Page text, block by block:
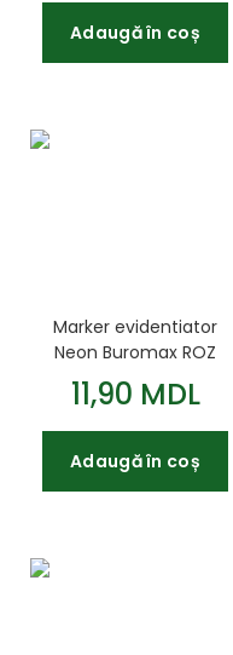
Adaugă în coș
Marker evidentiator
Neon Buromax ROZ
11,90 MDL
Adaugă în coș